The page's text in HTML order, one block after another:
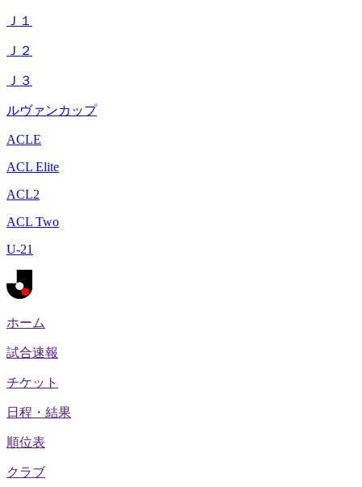
Ｊ１
Ｊ２
Ｊ３
ルヴァンカップ
ACLE
ACL Elite
ACL2
ACL Two
U-21
ホーム
試合速報
チケット
日程・結果
順位表
クラブ